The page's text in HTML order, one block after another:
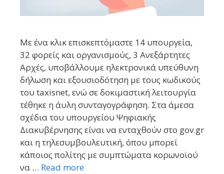
Με ένα κλικ επισκεπτόμαστε 14 υπουργεία,
32 φορείς και οργανισμούς, 3 Ανεξάρτητες
Αρχές, υποβάλλουμε ηλεκτρονικά υπεύθυνη
δήλωση και εξουσιοδότηση με τους κωδικούς
του taxisnet, ενώ σε δοκιμαστική λειτουργία
τέθηκε η άυλη συνταγογράφηση. Στα άμεσα
σχέδια του υπουργείου Ψηφιακής
Διακυβέρνησης είναι να ενταχθούν στο gov.gr
και η τηλεσυμβουλευτική, όπου μπορεί
κάποιος πολίτης με συμπτώματα κορωνοϊού
να … Read more